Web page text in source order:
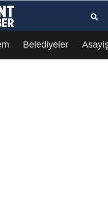
Belediyeler